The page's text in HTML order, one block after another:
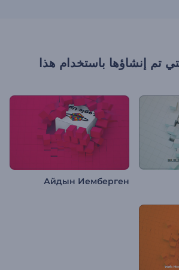
تم إنشاؤها باستخدام هذا
Айдын Иемберген